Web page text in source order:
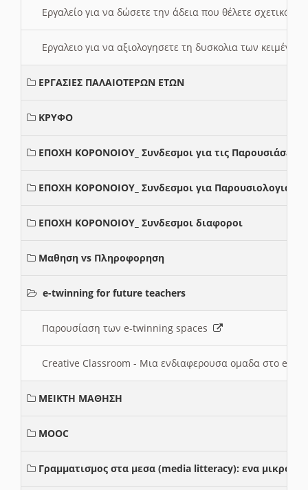
Εργαλείο για να δώσετε την άδεια που θέλετε σχετικά
Εργαλειο για να αξιολογησετε τη δυσκολια των
ΕΡΓΑΣΙΕΣ ΠΑΛΑΙΟΤΕΡΩΝ ΕΤΩΝ
ΚΡΥΦΟ
ΕΠΟΧΗ ΚΟΡΟΝΟΙΟΥ_ Συνδεσμοι για τις Παρουσιάσεις
ΕΠΟΧΗ ΚΟΡΟΝΟΙΟΥ_ Συνδεσμοι για Παρουσιολογια
ΕΠΟΧΗ ΚΟΡΟΝΟΙΟΥ_ Συνδεσμοι διαφοροι
Μαθηση vs Πληροφορηση
e-twinning for future teachers
Παρουσίαση των e-twinning spaces
Creative Classroom - Μια ενδιαφερουσα ομαδα στο e-
ΜΕΙΚΤΗ ΜΑΘΗΣΗ
MOOC
Γραμματισμος στα μεσα (media litteracy): ενα μικρο